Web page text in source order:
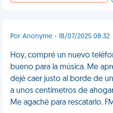
Por Anonyme - 18/07/2025 08:32
Hoy, compré un nuevo
bueno para la música. Me
dejé caer justo al borde de
a unos centímetros de
Me agaché para rescatarlo.